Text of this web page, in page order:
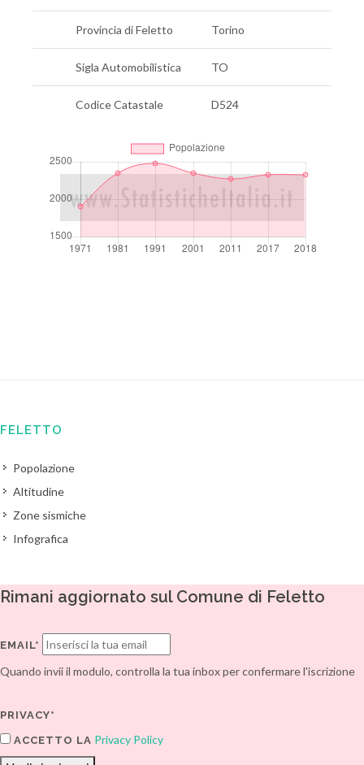
Provincia di Feletto Torino
Sigla Automobilistica TO
Codice Catastale D524
FELETTO
Popolazione
Altitudine
Zone sismiche
Infografica
Rimani aggiornato sul Comune di Feletto
EMAIL*
Quando invii il modulo, controlla la tua inbox per confermare l'iscrizione
PRIVACY*
ACCETTO LA Privacy Policy